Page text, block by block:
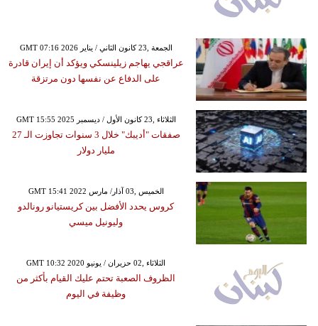
GMT 07:16 2026 الجمعة ,23 كانون الثاني / يناير
عراقجي يهاجم زيلينسكي ويؤكد أن إيران قادرة
على الدفاع عن نفسها دون مرتزقة
GMT 15:55 2025 الثلاثاء ,23 كانون الأول / ديسمبر
صفقات "أديبك" خلال 3 سنوات تجاوزت الـ 27
مليار دولار
GMT 15:41 2022 الخميس ,03 آذار/ مارس
كروس يحدد الأفضل بين كريستيانو رونالدو
وليونيل ميسي
GMT 10:32 2020 الثلاثاء ,02 حزيران / يونيو
الظروف الصعبة تحتم عليك القيام بأكثر من
وظيفة في اليوم